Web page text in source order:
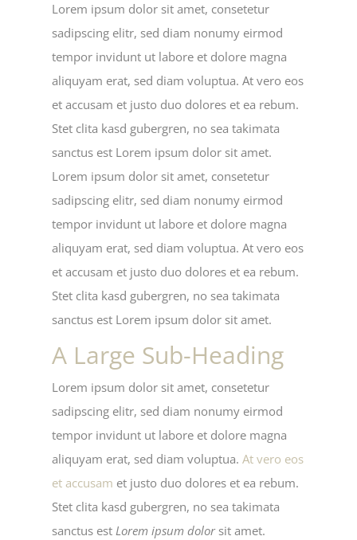
Lorem ipsum dolor sit amet, consetetur
sadipscing elitr, sed diam nonumy eirmod
tempor invidunt ut labore et dolore magna
aliquyam erat, sed diam voluptua. At vero eos
et accusam et justo duo dolores et ea rebum.
Stet clita kasd gubergren, no sea takimata
sanctus est Lorem ipsum dolor sit amet.
Lorem ipsum dolor sit amet, consetetur
sadipscing elitr, sed diam nonumy eirmod
tempor invidunt ut labore et dolore magna
aliquyam erat, sed diam voluptua. At vero eos
et accusam et justo duo dolores et ea rebum.
Stet clita kasd gubergren, no sea takimata
sanctus est Lorem ipsum dolor sit amet.
A Large Sub-Heading
Lorem ipsum dolor sit amet, consetetur
sadipscing elitr, sed diam nonumy eirmod
tempor invidunt ut labore et dolore magna
aliquyam erat, sed diam voluptua. At vero eos
et accusam et justo duo dolores et ea rebum.
Stet clita kasd gubergren, no sea takimata
sanctus estLorem ipsum dolorsit amet.